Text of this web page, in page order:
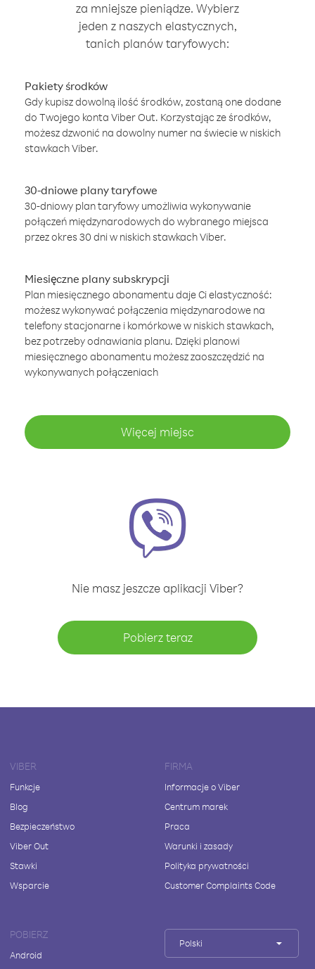
za mniejsze pieniądze. Wybierz
jeden z naszych elastycznych,
tanich planów taryfowych:
Pakiety środków
Gdy kupisz dowolną ilość środków, zostaną one dodane
do Twojego konta Viber Out. Korzystając ze środków,
możesz dzwonić na dowolny numer na świecie w niskich
stawkach Viber.
30-dniowe plany taryfowe
30-dniowy plan taryfowy umożliwia wykonywanie
połączeń międzynarodowych do wybranego miejsca
przez okres 30 dni w niskich stawkach Viber.
Miesięczne plany subskrypcji
Plan miesięcznego abonamentu daje Ci elastyczność:
możesz wykonywać połączenia międzynarodowe na
telefony stacjonarne i komórkowe w niskich stawkach,
bez potrzeby odnawiania planu. Dzięki planowi
miesięcznego abonamentu możesz zaoszczędzić na
wykonywanych połączeniach
Więcej miejsc
Nie masz jeszcze aplikacji Viber?
Pobierz teraz
VIBER
Funkcje
Blog
Bezpieczeństwo
Viber Out
Stawki
Wsparcie
FIRMA
Informacje o Viber
Centrum marek
Praca
Warunki i zasady
Polityka prywatności
Customer Complaints Code
POBIERZ
Android
Polski